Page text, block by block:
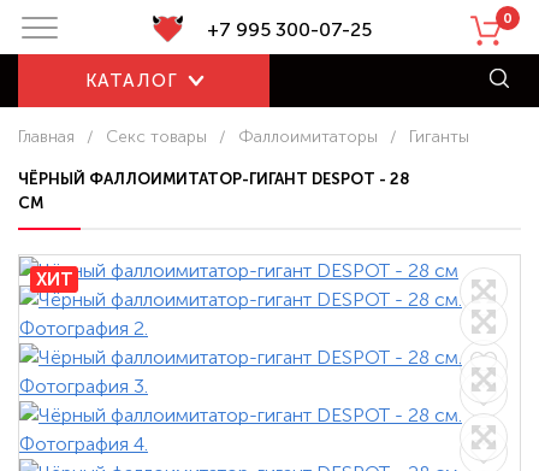
+7 995 300-07-25 0
КАТАЛОГ
Главная / Секс товары / Фаллоимитаторы / Гиганты
ЧЁРНЫЙ ФАЛЛОИМИТАТОР-ГИГАНТ DESPOT - 28
СМ
ХИТ